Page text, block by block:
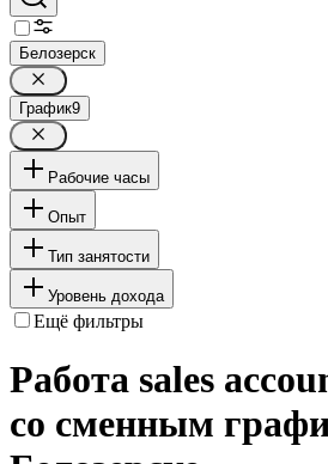
Белозерск
График9
Рабочие часы
Опыт
Тип занятости
Уровень дохода
Ещё фильтры
Работа sales
со сменным